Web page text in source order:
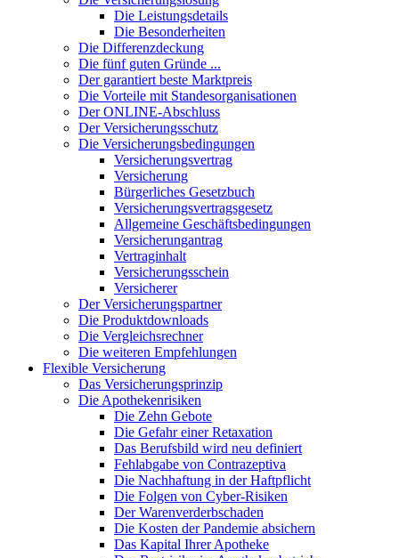
Die Leistungsdetails
Die Besonderheiten
Die Differenzdeckung
Die fünf guten Gründe ...
Der garantiert beste Marktpreis
Die Vorteile mit Standesorganisationen
Der ONLINE-Abschluss
Der Versicherungsschutz
Die Versicherungsbedingungen
Versicherungsvertrag
Versicherung
Bürgerliches Gesetzbuch
Versicherungsvertragsgesetz
Allgemeine Geschäftsbedingungen
Versicherungantrag
Vertraginhalt
Versicherungsschein
Versicherer
Der Versicherungspartner
Die Produktdownloads
Die Vergleichsrechner
Die weiteren Empfehlungen
Flexible Versicherung
Das Versicherungsprinzip
Die Apothekenrisiken
Die Zehn Gebote
Die Gefahr einer Retaxation
Das Berufsbild wird neu definiert
Fehlabgabe von Contrazeptiva
Die Nachhaftung in der Haftpflicht
Die Folgen von Cyber-Risiken
Der Warenverderbschaden
Die Kosten der Pandemie absichern
Das Kapital Ihrer Apotheke